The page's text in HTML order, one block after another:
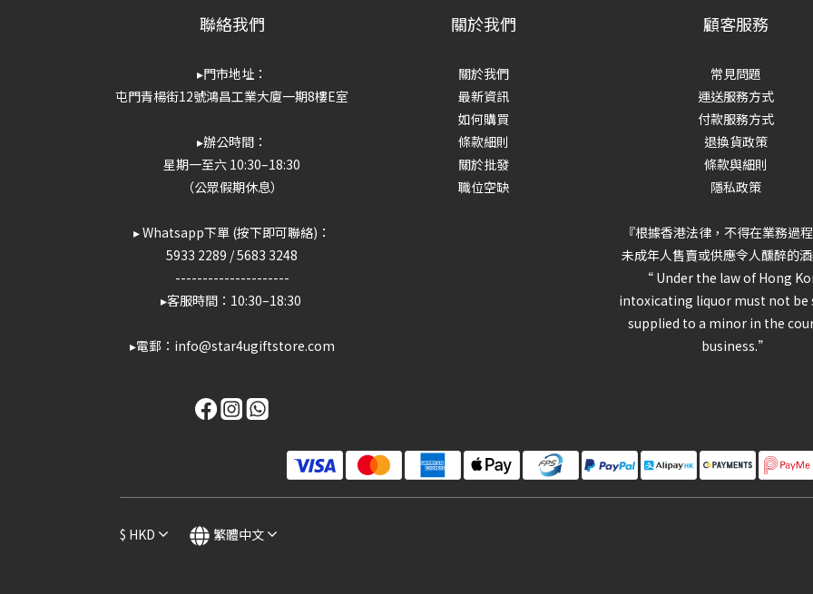
聯絡我們
▸門市地址：
屯門青楊街12號鴻昌工業大廈一期8樓E室
▸辦公時間：
星期一至六 10:30–18:30
（公眾假期休息）
▸ Whatsapp下單 (按下即可聯絡)：
5933 2289 /5683 3248
---------------------
▸客服時間：10:30–18:30
▸電郵：info@star4ugiftstore.com
關於我們
關於我們
最新資訊
如何購買
條款細則
關於批發
職位空缺
顧客服務
常見問題
運送服務方式
付款服務方式
退換貨政策
條款與細則
隱私政策
『根據香港法律，不得在業務過
未成年人售賣或供應令人醺醉的
“ Under the law of Hong
intoxicating liquor must not be
supplied to a minor in the
business.”
$ HKD 繁體中文